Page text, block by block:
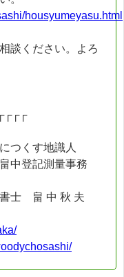
housyumeyasu.html
談ください。よろ
つくす地識人
中登記測量事務
士 畠 中 秋 夫